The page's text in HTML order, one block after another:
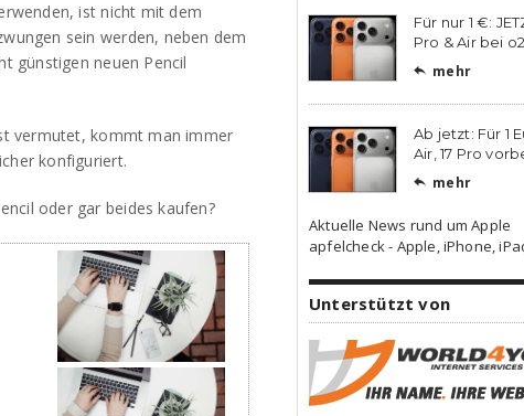
ist nicht mit dem
sein werden, neben dem
günstigen neuen Pencil
vermutet, kommt man immer
konfiguriert.
oder gar beides kaufen?
Für nur 1 €:
Pro & Air bei
 mehr
Ab jetzt: Für 1
Air, 17 Pro
 mehr
Aktuelle News rund um Apple
apfelcheck - Apple, iPhone,
Unterstützt von